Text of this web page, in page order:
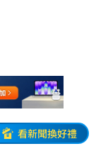
看新聞換好禮